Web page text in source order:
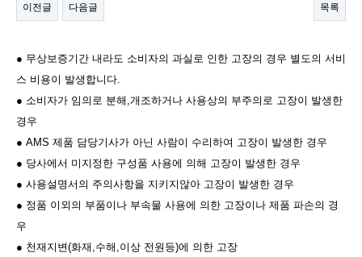
이전글 다음글 목록
● 무상보증기간 내라도 소비자의 과실로 인한 고장의 경우 별도의 서비
스 비용이 발생합니다.
● 소비자가 임의로 분해,개조하거나 사용상의 부주의로 고장이 발생한
경​우
● AMS 제품 담당기사가 아닌 사람이 수리하여 고장이 발생한 경우
● 당사에서 미지정한 구성품 사용에 의해 고장이 발생한 경우
● 사용설명서의 주의사항을 지키지않아 고장이 발생한 경우
● 정품 이외의 부품이나 부속물 사용에 의한 고장이나 제품 파손의 경
우
● 천재지변(화재,수해,이상 전원등)에 의한 고장